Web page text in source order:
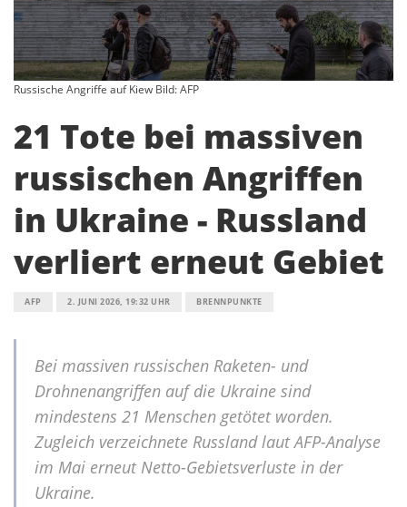
Russische Angriffe auf Kiew Bild: AFP
21 Tote bei massiven
russischen Angriffen
in Ukraine - Russland
verliert erneut Gebiet
AFP 2. JUNI 2026, 19:32 UHR BRENNPUNKTE
Bei massiven russischen Raketen- und
Drohnenangriffen auf die Ukraine sind
mindestens 21 Menschen getötet worden.
Zugleich verzeichnete Russland laut AFP-Analyse
im Mai erneut Netto-Gebietsverluste in der
Ukraine.